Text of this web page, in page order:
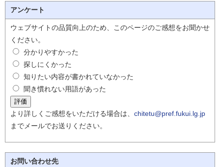
アンケート
ウェブサイトの品質向上のため、このページのご感想をお聞かせ
ください。
分かりやすかった
探しにくかった
知りたい内容が書かれていなかった
聞き慣れない用語があった
より詳しくご感想をいただける場合は、 chitetu@pref.fukui.lg.jp
までメールでお送りください。
お問い合わせ先